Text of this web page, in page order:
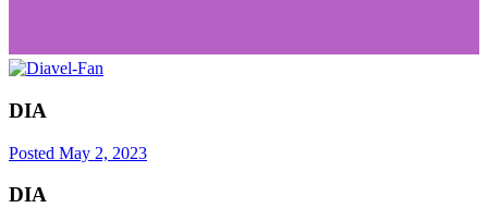
DIA
Posted May 2, 2023
DIA